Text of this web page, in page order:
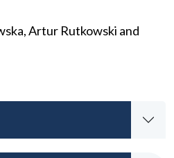
Artur Rutkowski and